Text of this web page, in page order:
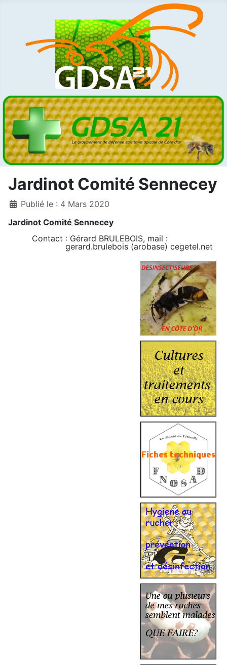
Jardinot Comité Sennecey
DétailsPublié le : 4 Mars 2020
Jardinot Comité Sennecey
Contact : Gérard BRULEBOIS, mail :
gerard.brulebois (arobase) cegetel.net